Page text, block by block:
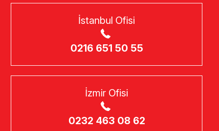
İstanbul Ofisi
0216 651 50 55
İzmir Ofisi
0232 463 08 62